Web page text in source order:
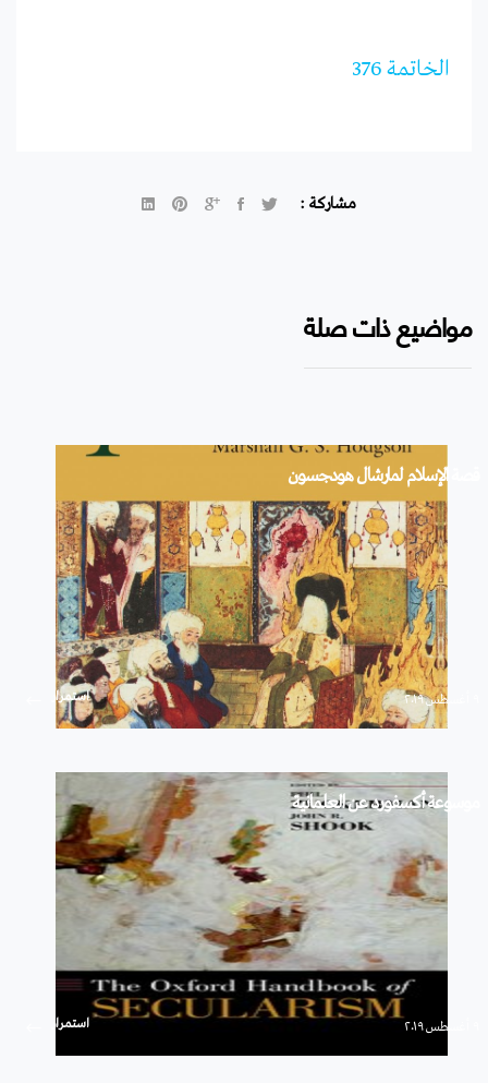
الخاتمة 376
مشاركة :
مواضيع ذات صلة
قصة الإسلام لمارشال هودجسون
استمرار
موسوعة أكسفورد عن العلمانية
استمرار